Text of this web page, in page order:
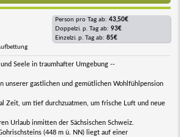
Person pro Tag ab: 43,50€
Doppelzi. p. Tag ab: 93€
Einzelzi. p. Tag ab: 85€
Seele in traumhafter Umgebung --
unserer gastlichen und gemütlichen Wohlfühlpension
Zeit, um tief durchzuatmen, um frische Luft und neue
Urlaub inmitten der Sächsischen Schweiz.
(448 m ü. NN) liegt auf einer